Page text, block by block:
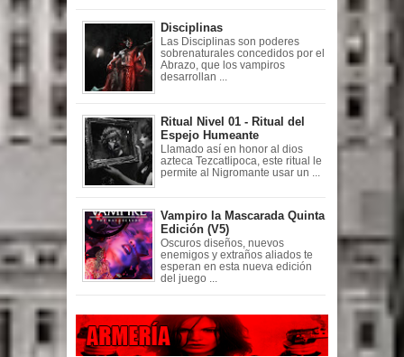
Disciplinas
Las Disciplinas son poderes
sobrenaturales concedidos por el
Abrazo, que los vampiros
desarrollan ...
Ritual Nivel 01 - Ritual del
Espejo Humeante
Llamado así en honor al dios
azteca Tezcatlipoca, este ritual le
permite al Nigromante usar un ...
Vampiro la Mascarada Quinta
Edición (V5)
Oscuros diseños, nuevos
enemigos y extraños aliados te
esperan en esta nueva edición
del juego ...